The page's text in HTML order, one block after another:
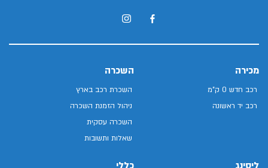
מכירה
רכב חדש 0 ק"מ
רכב יד ראשונה
השכרה
השכרת רכב בארץ
ניהול הזמנת השכרה
השכרה עסקית
שאלות ותשובות
ליסינג כללי